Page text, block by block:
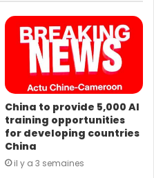
China to provide 5,000 AI
training opportunities
for developing countries
China
il y a 3 semaines